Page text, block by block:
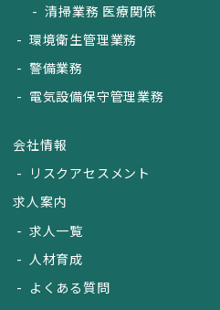
清掃業務 医療関係
環境衛生管理業務
警備業務
電気設備保守管理業務
会社情報
リスクアセスメント
求人案内
求人一覧
人材育成
よくある質問